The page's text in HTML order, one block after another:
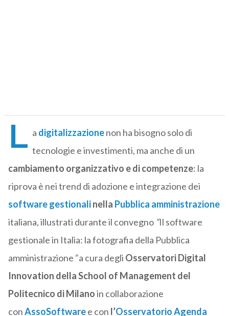
L a digitalizzazionenon ha bisogno solo di
tecnologie e investimenti, ma anche di un
cambiamento organizzativo e di competenze: la
riprova è nei trend di adozione e integrazione dei
software gestionalinella Pubblica amministrazione
italiana, illustrati durante il convegno “Il software
gestionale in Italia: la fotografia della Pubblica
amministrazione”a cura degli Osservatori Digital
Innovation della School of Management del
Politecnico diMilanoin collaborazione
conAssoSoftwaree con l’Osservatorio Agenda